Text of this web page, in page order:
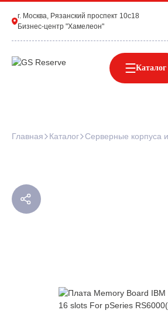
г. Москва, Рязанский проспект 10с18
Бизнес-центр "Хамелеон"
Каталог
Главная Каталог Серверные корпуса